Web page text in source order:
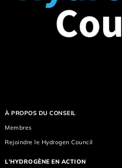
À PROPOS DU CONSEIL
Membres
Rejoindre le Hydrogen Council
L'HYDROGÈNE EN ACTION